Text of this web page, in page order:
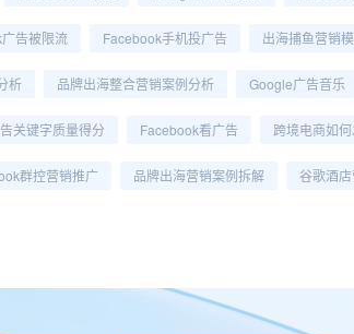
告被限流 Facebook手机投广告 出海捕鱼营销
析 品牌出海整合营销案例分析 Google广告音乐
关键字质量得分 Facebook看广告 跨境电商如
群控营销推广 品牌出海营销案例拆解 谷歌酒